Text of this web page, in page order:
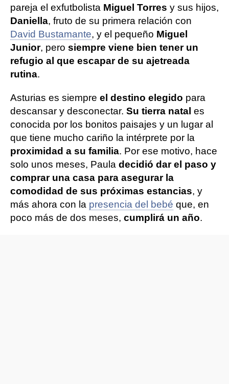
pareja el exfutbolista Miguel Torres y sus hijos,
Daniella, fruto de su primera relación con
David Bustamante, y el pequeño Miguel
Junior, pero siempre viene bien tener un
refugio al que escapar de su ajetreada
rutina.
Asturias es siempre el destino elegido para
descansar y desconectar. Su tierra natal es
conocida por los bonitos paisajes y un lugar al
que tiene mucho cariño la intérprete por la
proximidad a su familia. Por ese motivo, hace
solo unos meses, Paula decidió dar el paso y
comprar una casa para asegurar la
comodidad de sus próximas estancias, y
más ahora con la presencia del bebé que, en
poco más de dos meses, cumplirá un año.